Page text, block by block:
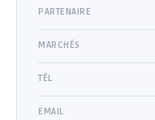
PARTENAIRE
MARCHÉS
TÉL
EMAIL